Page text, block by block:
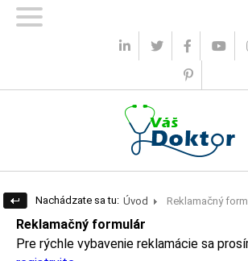
Nachádzate sa tu: Úvod Reklamačný
Reklamačný formulár
Pre rýchle vybavenie reklamácie sa